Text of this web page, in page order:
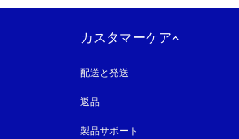
カスタマーケア
配送と発送
返品
製品サポート